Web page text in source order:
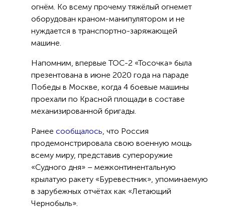
огнём. Ко всему прочему тяжёлый огнемет
оборудован краном-манипулятором и не
нуждается в транспортно-заряжающей
машине.
Напомним, впервые ТОС-2 «Тосочка» была
презентована в июне 2020 года на параде
Победы в Москве, когда 4 боевые машины
проехали по Красной площади в составе
механизированной бригады.
Ранее сообщалось , что Россия
продемонстрировала свою военную мощь
всему миру, представив супероружие
«Судного дня» – межконтинентальную
крылатую ракету «Буревестник», упоминаемую
в зарубежных отчётах как «Летающий
Чернобыль».